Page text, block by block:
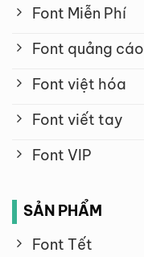
Font Miễn Phí
Font quảng cáo
Font việt hóa
Font viết tay
Font VIP
SẢN PHẨM
Font Tết